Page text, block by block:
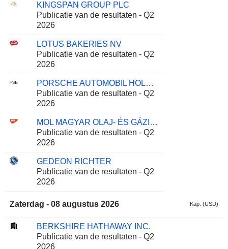
KINGSPAN GROUP PLC
Publicatie van de resultaten - Q2
2026
LOTUS BAKERIES NV
Publicatie van de resultaten - Q2
2026
PORSCHE AUTOMOBIL HOLDING SE
Publicatie van de resultaten - Q2
2026
MOL MAGYAR OLAJ- ÉS GÁZIPARI NYRT
Publicatie van de resultaten - Q2
2026
GEDEON RICHTER
Publicatie van de resultaten - Q2
2026
Zaterdag - 08 augustus 2026 Kap. (USD)
BERKSHIRE HATHAWAY INC.
Publicatie van de resultaten - Q2
2026